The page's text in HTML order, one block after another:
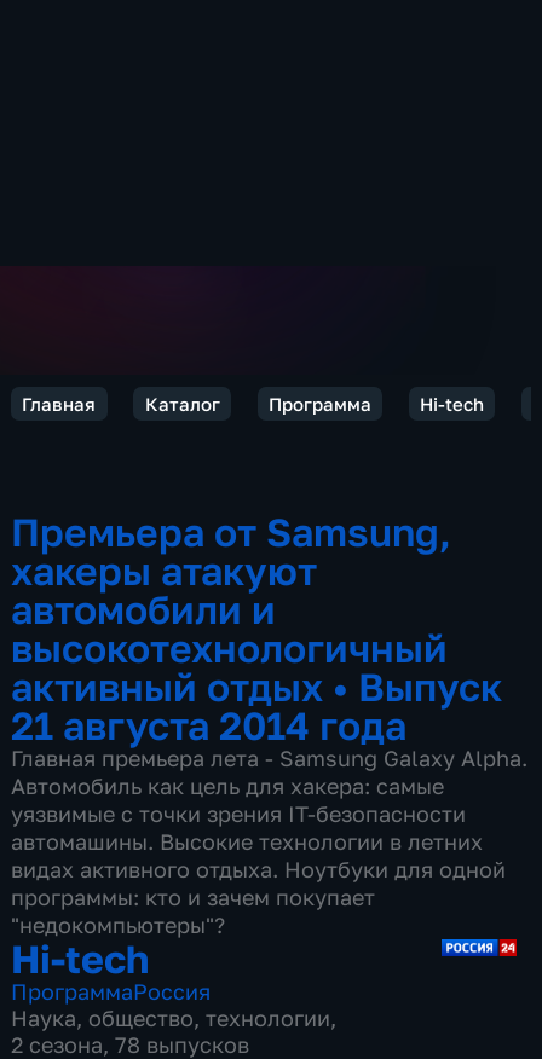
Главная Каталог Программа Hi-tech
Премьера от Samsung,
хакеры атакуют
автомобили и
высокотехнологичный
активный отдых • Выпуск
21 августа 2014 года
Главная премьера лета - Samsung Galaxy Alpha.
Автомобиль как цель для хакера: самые
уязвимые с точки зрения IT-безопасности
автомашины. Высокие технологии в летних
видах активного отдыха. Ноутбуки для одной
программы: кто и зачем покупает
"недокомпьютеры"?
Hi-tech
ПрограммаРоссия
Наука, общество,технологии,
2 сезона, 78 выпусков